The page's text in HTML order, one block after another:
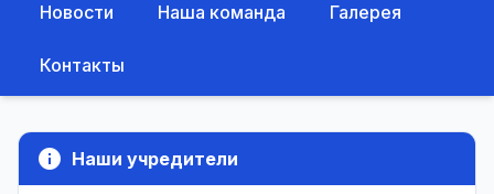
Новости Наша команда Галерея
Контакты
info Наши учредители